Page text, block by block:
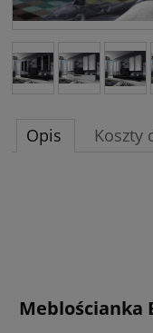
Opis Koszty
Meblościanka